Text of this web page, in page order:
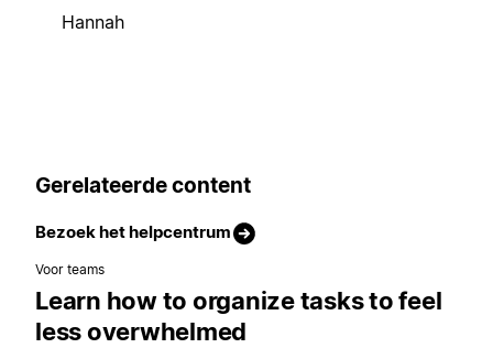
Hannah
Gerelateerde content
Bezoek het helpcentrum
Voor teams
Learn how to organize tasks to feel
less overwhelmed